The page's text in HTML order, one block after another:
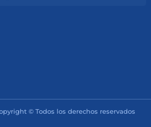
© Todos los derechos reservados